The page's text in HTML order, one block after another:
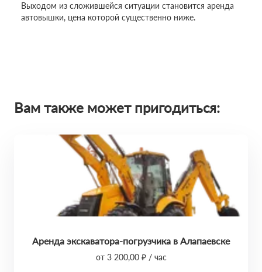
Выходом из сложившейся ситуации становится аренда
автовышки, цена которой существенно ниже.
Вам также может пригодиться:
Аренда экскаватора-погрузчика в Алапаевске
от 3 200,00 ₽ / час